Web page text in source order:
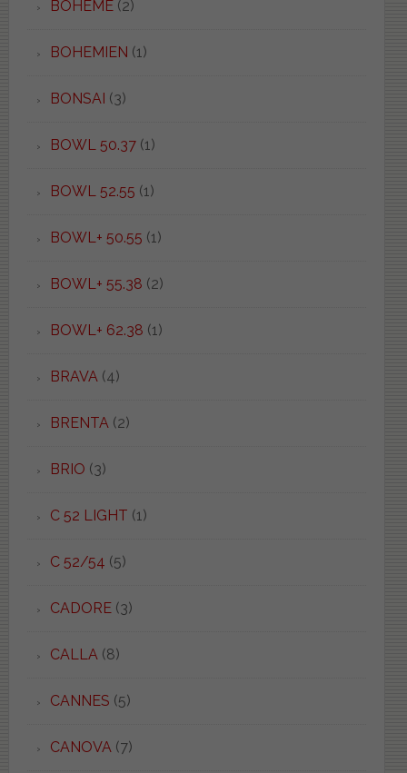
BOHEME(2)
BOHEMIEN (1)
BONSAI (3)
BOWL 50.37(1)
BOWL 52.55 (1)
BOWL+ 50.55 (1)
BOWL+ 55.38 (2)
BOWL+ 62.38 (1)
BRAVA(4)
BRENTA(2)
BRIO (3)
C 52 LIGHT (1)
C 52/54 (5)
CADORE(3)
CALLA(8)
CANNES (5)
CANOVA(7)